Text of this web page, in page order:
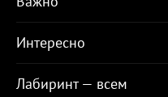
Интересно
Лабиринт — всем